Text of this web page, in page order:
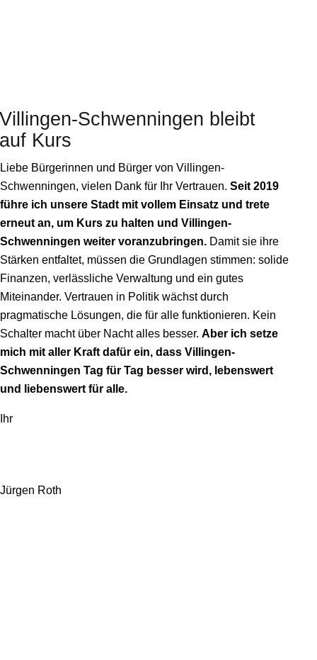
Villingen-Schwenningen bleibt
auf Kurs
Liebe Bürgerinnen und Bürger von Villingen-
Schwenningen, vielen Dank für Ihr Vertrauen. Seit 2019
führe ich unsere Stadt mit vollem Einsatz und trete
erneut an, um Kurs zu halten und Villingen-
Schwenningen weiter voranzubringen. Damit sie ihre
Stärken entfaltet, müssen die Grundlagen stimmen: solide
Finanzen, verlässliche Verwaltung und ein gutes
Miteinander. Vertrauen in Politik wächst durch
pragmatische Lösungen, die für alle funktionieren. Kein
Schalter macht über Nacht alles besser. Aber ich setze
mich mit aller Kraft dafür ein, dass Villingen-
Schwenningen Tag für Tag besser wird, lebenswert
und liebenswert für alle.
Ihr
Jürgen Roth